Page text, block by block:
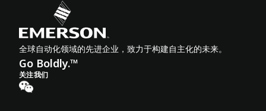
全球自动化领域的先进企业，致力于构建自主化的未来。
Go Boldly.™
关注我们